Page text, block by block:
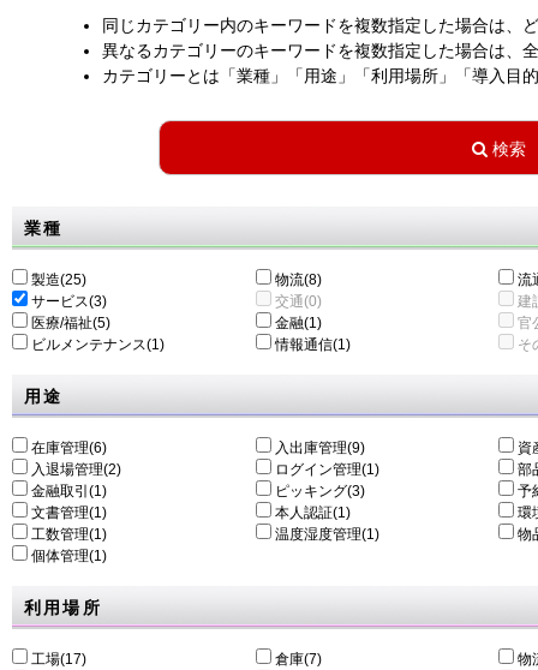
同じカテゴリー内のキーワードを複数指定した場合は、
異なるカテゴリーのキーワードを複数指定した場合は、
カテゴリーとは「業種」「用途」「利用場所」「導入目
業種
製造(25) 物流(8)
流
サービス(3)
交通(0)
建
医療/福祉(5)
金融(1)
官
ビルメンテナンス(1)
情報通信(1) そ
用途
在庫管理(6) 入出庫管理(9)
資
入退場管理(2)
ログイン管理(1)
部
金融取引(1)
ピッキング(3)
予
文書管理(1)
本人認証(1)
環
工数管理(1)
温度湿度管理(1)
物
個体管理(1)
利用場所
工場(17) 倉庫(7)
物